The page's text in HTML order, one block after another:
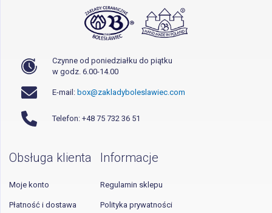
Czynne od poniedziałku do piątku
w godz. 6.00-14.00
E-mail: box@zakladyboleslawiec.com
Telefon: +48 75 732 36 51
Obsługa klienta
Moje konto
Płatność i dostawa
Informacje
Regulamin sklepu
Polityka prywatności